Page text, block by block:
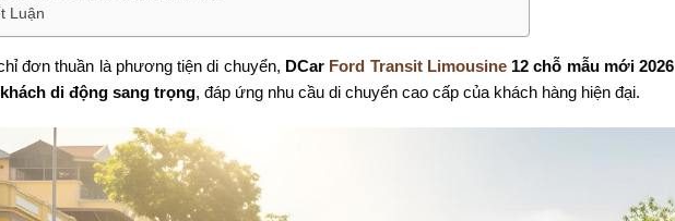
Luận
đơn thuần là phương tiện di chuyển, DCar Ford Transit Limousine12 chỗ mẫu mới 2026
di động sang trọng, đáp ứng nhu cầu di chuyển cao cấp của khách hàng hiện đại.